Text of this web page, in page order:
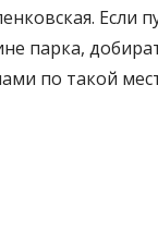
Если
парка,
по такой